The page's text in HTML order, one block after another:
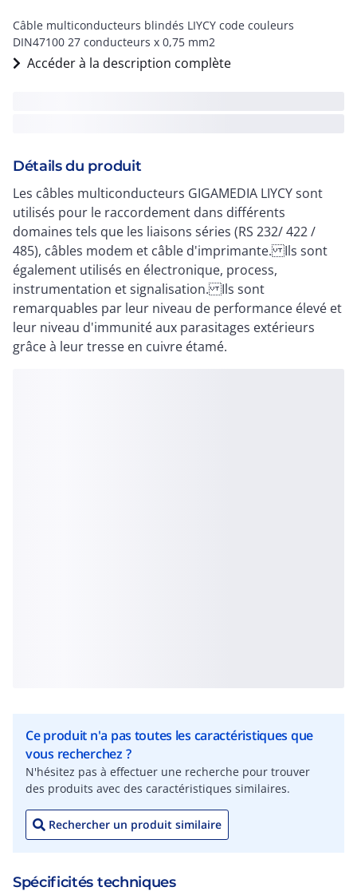
Câble multiconducteurs blindés LIYCY code couleurs
DIN47100 27 conducteurs x 0,75 mm2
Accéder à la description complète
Détails du produit
Les câbles multiconducteurs GIGAMEDIA LIYCY sont
utilisés pour le raccordement dans différents
domaines tels que les liaisons séries (RS 232/ 422 /
485), câbles modem et câble d'imprimante. Ils sont
également utilisés en électronique, process,
instrumentation et signalisation. Ils sont
remarquables par leur niveau de performance élevé et
leur niveau d'immunité aux parasitages extérieurs
grâce à leur tresse en cuivre étamé.
Ce produit n'a pas toutes les caractéristiques que
vous recherchez ?
N'hésitez pas à effectuer une recherche pour trouver
des produits avec des caractéristiques similaires.
Rechercher un produit similaire
Spécificités techniques